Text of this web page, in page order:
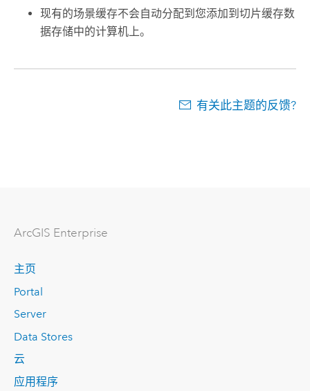
现有的场景缓存不会自动分配到您添加到切片缓存数
据存储中的计算机上。
有关此主题的反馈?
ArcGIS Enterprise
主页
Portal
Server
Data Stores
云
应用程序